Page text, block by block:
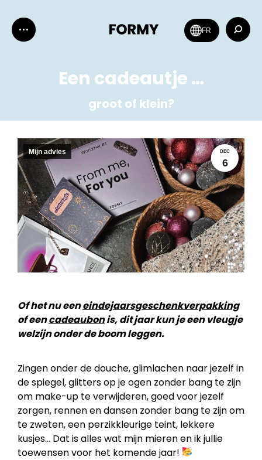
FR
Zoeken:
Een cadeautje …
groot of klein?
DEC
6
Mijn advies
Of het nu eeneindejaarsgeschenkverpakking
of eencadeaubonis, dit jaar kun je een vleugje
welzijn onder de boom leggen.
Zingen onder de douche, glimlachen naar jezelf in
de spiegel, glitters op je ogen zonder bang te zijn
om make-up te verwijderen, goed voor jezelf
zorgen, rennen en dansen zonder bang te zijn om
te zweten, een perzikkleurige teint, lekkere
kusjes… Dat is alles wat mijn mieren en ik jullie
toewensen voor het komende jaar!